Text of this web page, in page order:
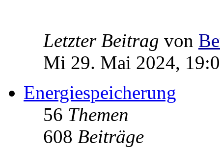
Letzter Beitrag von
Mi 29. Mai 2024,
Energiespeicherung
56 Themen
608 Beiträge